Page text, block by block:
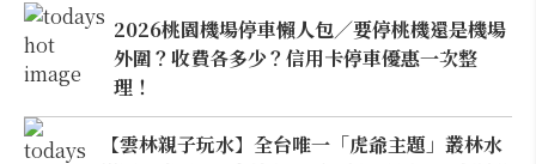
2026桃園機場停車懶人包／要停桃機還是機場
外圍？收費各多少？信用卡停車優惠一次整
理！
【雲林親子玩水】全台唯一「虎爺主題」叢林水